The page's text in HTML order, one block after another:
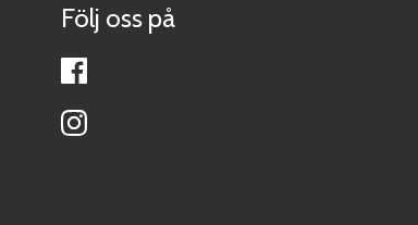
Följ oss på